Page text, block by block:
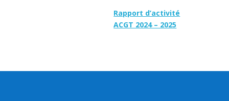
Rapport d’activité
ACGT 2024 – 2025